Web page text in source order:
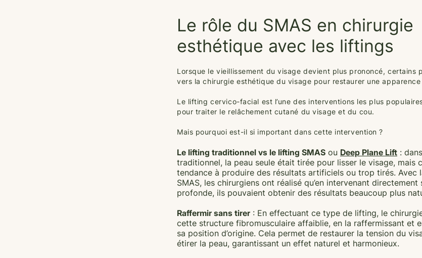
Le rôle du SMAS en chirurgie
esthétique avec les liftings
Lorsque le vieillissement du visage devient plus prononcé, certains
vers la chirurgie esthétique du visage pour restaurer une apparence
Le lifting cervico-facial est l’une des interventions les plus
pour traiter le relâchement cutané du visage et du cou.
Mais pourquoi est-il si important dans cette intervention ?
Le lifting traditionnel vs le lifting SMAS ou Deep Plane Lift :
traditionnel, la peau seule était tirée pour lisser le visage, mais
tendance à produire des résultats artificiels ou trop tirés. Avec
SMAS, les chirurgiens ont réalisé qu’en intervenant
profonde, ils pouvaient obtenir des résultats beaucoup plus
Raffermir sans tirer : En effectuant ce type de lifting, le
cette structure fibromusculaire affaiblie, en la raffermissant et
sa position d’origine. Cela permet de restaurer la tension du
étirer la peau, garantissant un effet naturel et harmonieux.